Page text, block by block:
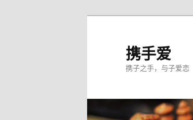
携手爱
携子之手，与子爱恋